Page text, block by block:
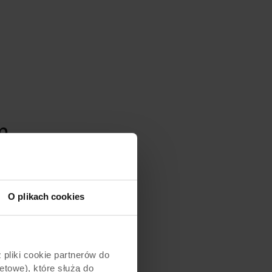
O plikach cookies
cookie partnerów do
które służą do